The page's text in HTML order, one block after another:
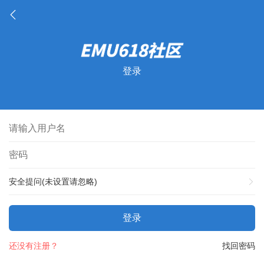
登录
安全提问(未设置请忽略)
登录
找回密码
还没有注册？